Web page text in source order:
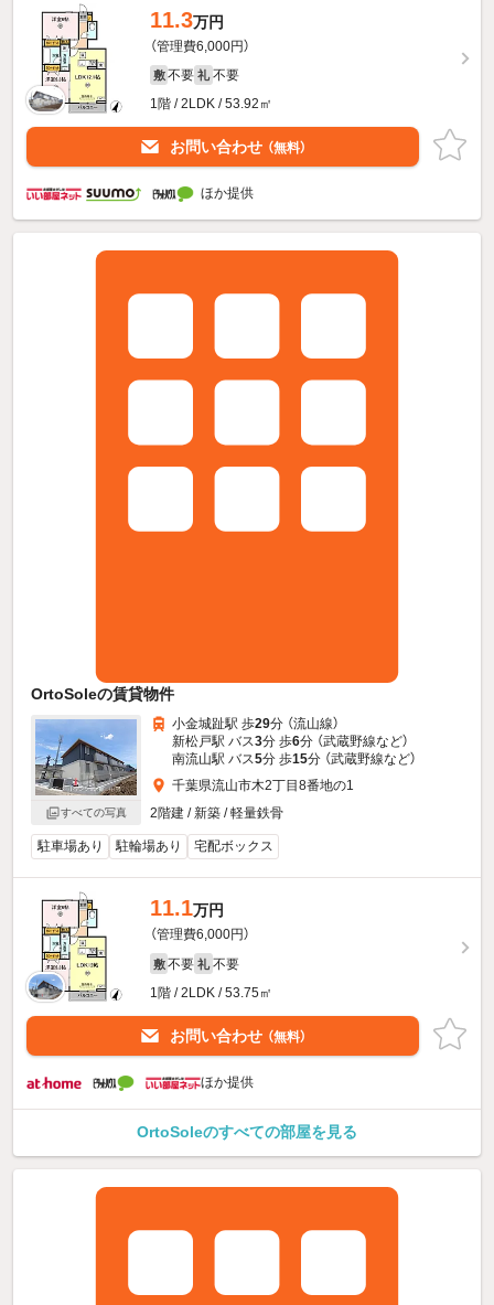
11.3万円
（管理費6,000円）
敷 不要 礼 不要
1階 / 2LDK / 53.92㎡
お問い合わせ （無料）
ほか提供
OrtoSoleの賃貸物件
すべての写真
小金城趾駅 歩29分 （流山線）
新松戸駅 バス3分 歩6分 （武蔵野線など）
南流山駅 バス5分 歩15分 （武蔵野線など）
千葉県流山市木2丁目8番地の1
2階建 / 新築 / 軽量鉄骨
駐車場あり 駐輪場あり 宅配ボックス
11.1万円
（管理費6,000円）
敷 不要 礼 不要
1階 / 2LDK / 53.75㎡
お問い合わせ （無料）
ほか提供
OrtoSoleのすべての部屋を見る